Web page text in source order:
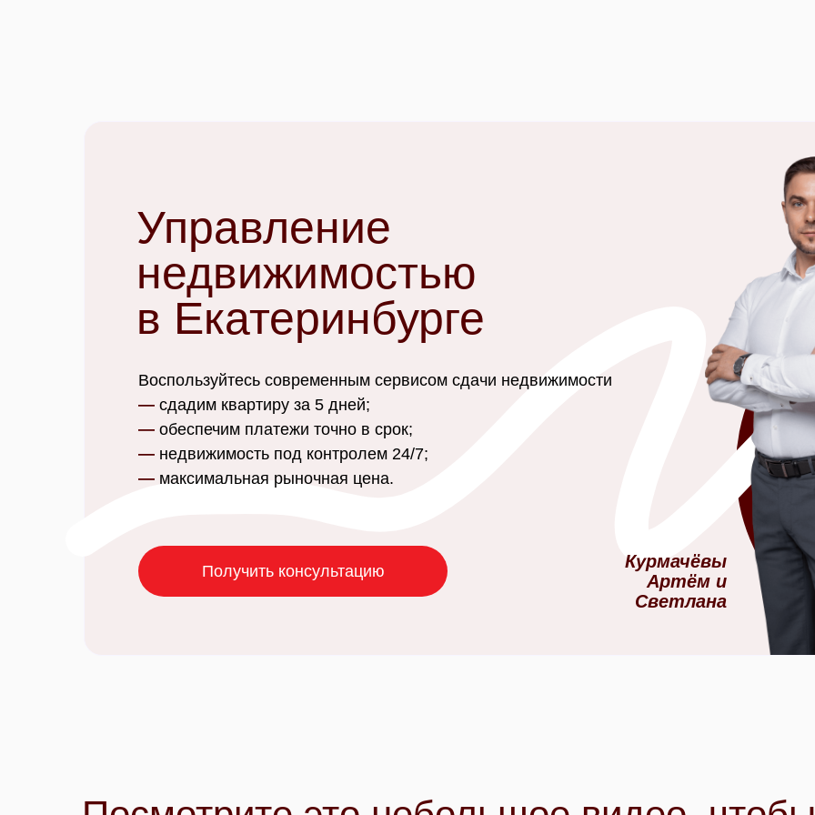
Получить консультацию
Воспользуйтесь современным сервисом сдачи недвижимости
— сдадим квартиру за 5 дней;
— обеспечим платежи точно в срок;
— недвижимость под контролем 24/7;
— максимальная рыночная цена.
Управление
недвижимостью
в Екатеринбурге
Курмачёвы
Артём и
Светлана